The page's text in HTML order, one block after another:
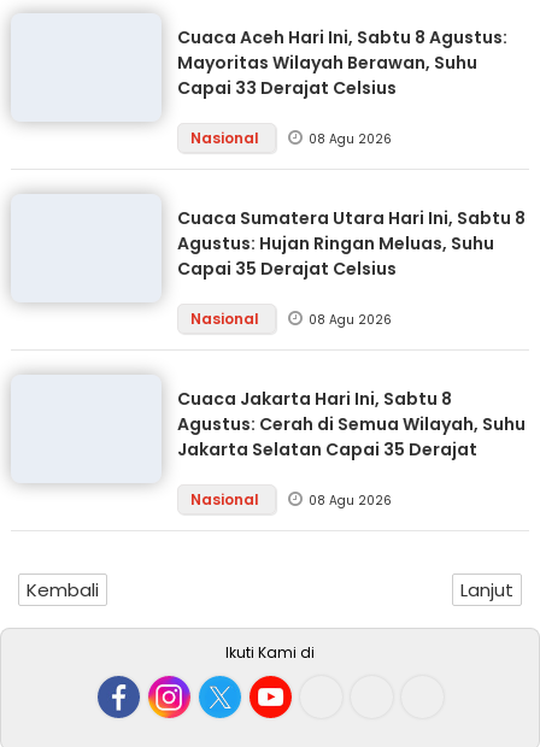
Cuaca Aceh Hari Ini, Sabtu 8 Agustus:
Mayoritas Wilayah Berawan, Suhu
Capai 33 Derajat Celsius
Nasional 08 Agu 2026
Cuaca Sumatera Utara Hari Ini, Sabtu 8
Agustus: Hujan Ringan Meluas, Suhu
Capai 35 Derajat Celsius
Nasional 08 Agu 2026
Cuaca Jakarta Hari Ini, Sabtu 8
Agustus: Cerah di Semua Wilayah, Suhu
Jakarta Selatan Capai 35 Derajat
Nasional 08 Agu 2026
Kembali Lanjut
Ikuti Kami di